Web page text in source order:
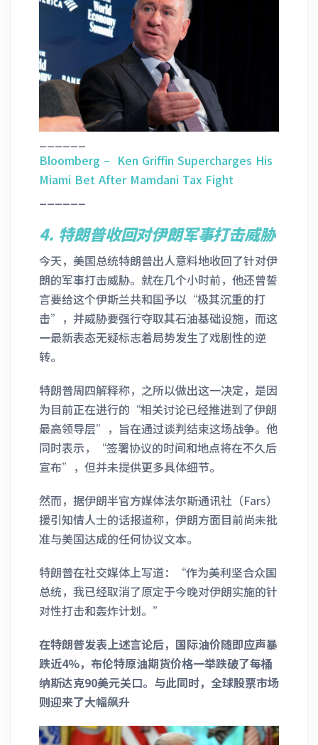
Bloomberg – Ken Griffin Supercharges His
Miami Bet After Mamdani Tax Fight
4. 特朗普收回对伊朗军事打击威胁
今天，美国总统特朗普出人意料地收回了针对伊
朗的军事打击威胁。就在几个小时前，他还曾誓
言要给这个伊斯兰共和国予以“极其沉重的打
击”，并威胁要强行夺取其石油基础设施，而这
一最新表态无疑标志着局势发生了戏剧性的逆
转。
特朗普周四解释称，之所以做出这一决定，是因
为目前正在进行的“相关讨论已经推进到了伊朗
最高领导层”，旨在通过谈判结束这场战争。他
同时表示，“签署协议的时间和地点将在不久后
宣布”，但并未提供更多具体细节。
然而，据伊朗半官方媒体法尔斯通讯社（Fars）
援引知情人士的话报道称，伊朗方面目前尚未批
准与美国达成的任何协议文本。
特朗普在社交媒体上写道：“作为美利坚合众国
总统，我已经取消了原定于今晚对伊朗实施的针
对性打击和轰炸计划。”
在特朗普发表上述言论后，国际油价随即应声暴
跌近4%，布伦特原油期货价格一举跌破了每桶
纳斯达克90美元关口。与此同时，全球股票市场
则迎来了大幅飙升